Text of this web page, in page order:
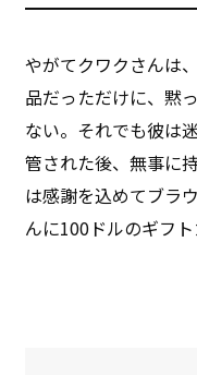
やがてクワクさんは
品だっただけに、黙
ない。それでも彼は
管された後、無事に
は感謝を込めてブラ
んに100ドルのギフ